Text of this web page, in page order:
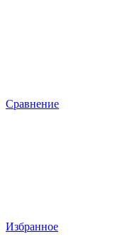
Сравнение
Избранное